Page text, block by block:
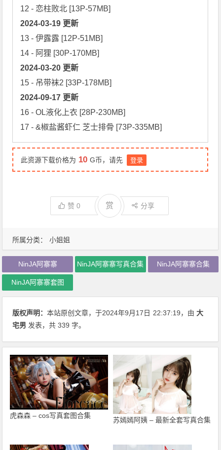
所属分类： 小姐姐
2024-03-19 更新
13 - 伊露露 [12P-51MB]
2024-03-20 更新
2024-09-17 更新
16 - OL液化上衣 [28P-230MB]
17 - &椒盐酱虾仁 芝士排骨 [73P-335MB]
此资源下载价格为 10 G币，请先 登录
赞0 赏 分享
NinJA阿寨寨 NinJA阿寨寨写真合集 NinJA阿寨寨合集
NinJA阿寨寨套图
版权声明：本站原创文章，于2024年9月17日 22:37:19，由大
宅男 发表，共 339 字。
虎森森 – cos写真套图合集
苏嫣嫣阿姨 – 最新全套写真合集